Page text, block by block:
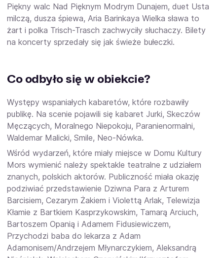
Piękny walc Nad Pięknym Modrym Dunajem, duet Usta
milczą, dusza śpiewa, Aria Barinkaya Wielka sława to
żart i polka Trisch-Trasch zachwyciły słuchaczy. Bilety
na koncerty sprzedały się jak świeże bułeczki.
Co odbyło się w obiekcie?
Występy wspaniałych kabaretów, które rozbawiły
publikę. Na scenie pojawili się kabaret Jurki, Skeczów
Męczących, Moralnego Niepokoju, Paranienormalni,
Waldemar Malicki, Smile, Neo-Nówka.
Wśród wydarzeń, które miały miejsce w Domu Kultury
Mors wymienić należy spektakle teatralne z udziałem
znanych, polskich aktorów. Publiczność miała okazję
podziwiać przedstawienie Dziwna Para z Arturem
Barcisiem, Cezarym Żakiem i Violettą Arlak, Telewizja
Kłamie z Bartkiem Kasprzykowskim, Tamarą Arciuch,
Bartoszem Opanią i Adamem Fidusiewiczem,
Przychodzi baba do lekarza z Adam
Adamonisem/Andrzejem Młynarczykiem, Aleksandrą